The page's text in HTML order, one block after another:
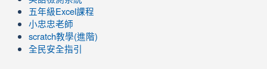
五年級Excel課程
小忠忠老師
scratch教學(進階)
全民安全指引